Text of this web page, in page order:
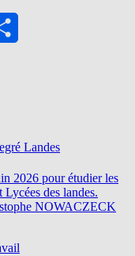
Partager
Landes
2026 pour étudier les
Lycées des landes.
NOWACZECK